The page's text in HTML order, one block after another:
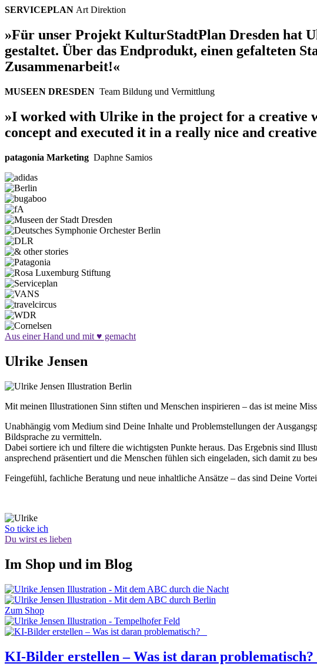
SERVICEPLAN Art Direktion
»Für unser Projekt KulturStadtPlan Dresden hat
gestaltet. Über das Endprodukt, einen gefalteten
Zusammenarbeit!«
MUSEEN DRESDEN Team Bildung und Vermittlung
»I worked with Ulrike in the project for a creative
concept and executed it in a really nice and
patagonia Marketing Daphne Samios
Aus einer Hand und mit ♥︎ gemacht
Ulrike Jensen
Mit meinen Illustrationen Sinn stiften und Menschen inspirieren – das ist meine
Unabhängig vom Medium sind Deine Inhalte und Problemstellungen der
Bildsprache zu vermitteln.
Dabei sortiere ich und filtere die wichtigsten Punkte heraus. Das Ergebnis sind
ansprechend präsentiert und die Menschen fühlen sich eingeladen, sich damit zu
Feingefühl, fachliche Beratung und neue inhaltliche Ansätze – das sind Deine
So ticke ich
Du wirst es lieben
Im Shop und im Blog
Zum Shop
KI-Bilder erstellen – Was ist daran problematisch?